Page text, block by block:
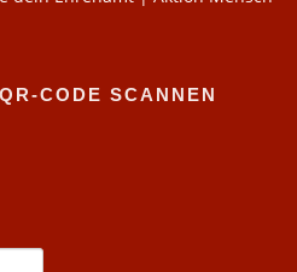
CODE SCANNEN